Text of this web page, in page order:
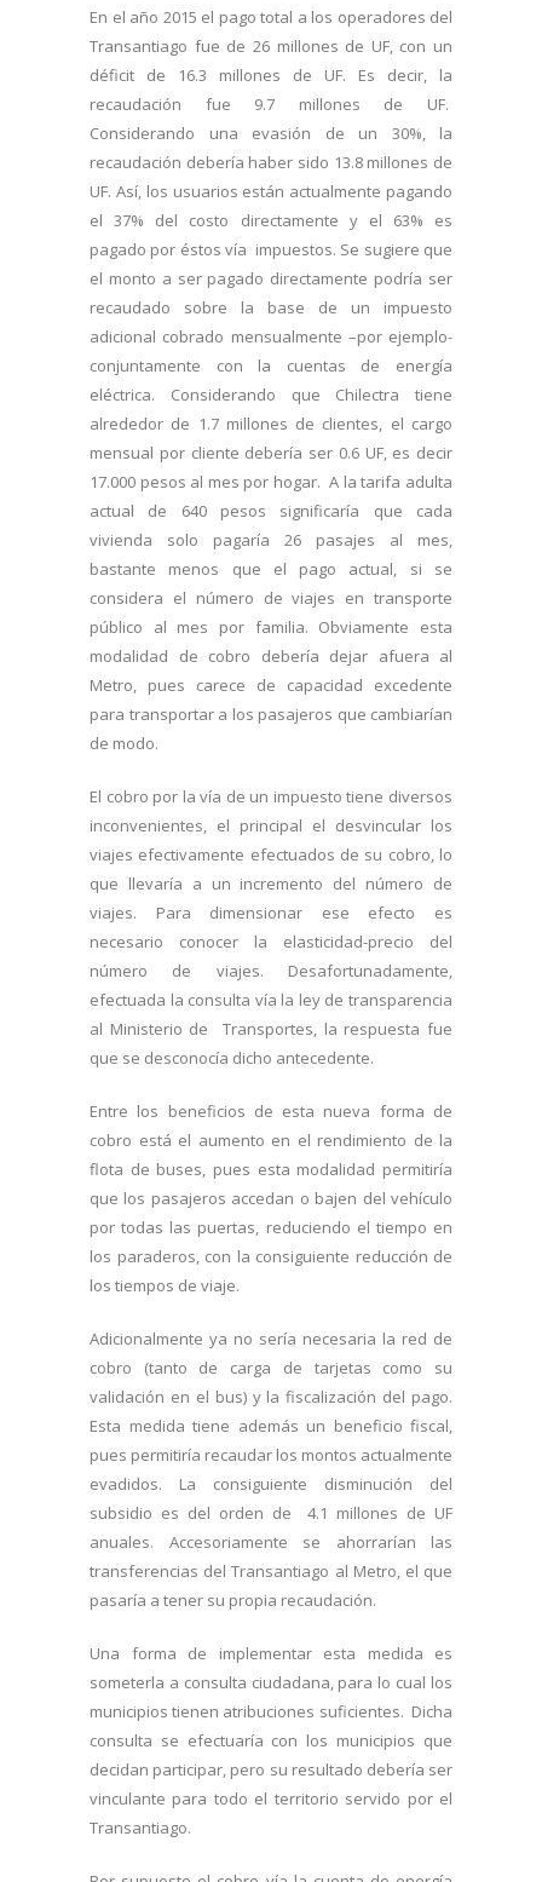
En el año 2015 el pago total a los operadores del
Transantiago fue de 26 millones de UF, con un
déficit de 16.3 millones de UF. Es decir, la
recaudación fue 9.7 millones de UF.
Considerando una evasión de un 30%, la
recaudación debería haber sido 13.8 millones de
UF. Así, los usuarios están actualmente pagando
el 37% del costo directamente y el 63% es
pagado por éstos vía impuestos. Se sugiere que
el monto a ser pagado directamente podría ser
recaudado sobre la base de un impuesto
adicional cobrado mensualmente –por ejemplo-
conjuntamente con la cuentas de energía
eléctrica. Considerando que Chilectra tiene
alrededor de 1.7 millones de clientes, el cargo
mensual por cliente debería ser 0.6 UF, es decir
17.000 pesos al mes por hogar. A la tarifa adulta
actual de 640 pesos significaría que cada
vivienda solo pagaría 26 pasajes al mes,
bastante menos que el pago actual, si se
considera el número de viajes en transporte
público al mes por familia. Obviamente esta
modalidad de cobro debería dejar afuera al
Metro, pues carece de capacidad excedente
para transportar a los pasajeros que cambiarían
de modo.
El cobro por la vía de un impuesto tiene diversos
inconvenientes, el principal el desvincular los
viajes efectivamente efectuados de su cobro, lo
que llevaría a un incremento del número de
viajes. Para dimensionar ese efecto es
necesario conocer la elasticidad-precio del
número de viajes. Desafortunadamente,
efectuada la consulta vía la ley de transparencia
al Ministerio de Transportes, la respuesta fue
que se desconocía dicho antecedente.
Entre los beneficios de esta nueva forma de
cobro está el aumento en el rendimiento de la
flota de buses, pues esta modalidad permitiría
que los pasajeros accedan o bajen del vehículo
por todas las puertas, reduciendo el tiempo en
los paraderos, con la consiguiente reducción de
los tiempos de viaje.
Adicionalmente ya no sería necesaria la red de
cobro (tanto de carga de tarjetas como su
validación en el bus) y la fiscalización del pago.
Esta medida tiene además un beneficio fiscal,
pues permitiría recaudar los montos actualmente
evadidos. La consiguiente disminución del
subsidio es del orden de 4.1 millones de UF
anuales. Accesoriamente se ahorrarían las
transferencias del Transantiago al Metro, el que
pasaría a tener su propia recaudación.
Una forma de implementar esta medida es
someterla a consulta ciudadana, para lo cual los
municipios tienen atribuciones suficientes. Dicha
consulta se efectuaría con los municipios que
decidan participar, pero su resultado debería ser
vinculante para todo el territorio servido por el
Transantiago.